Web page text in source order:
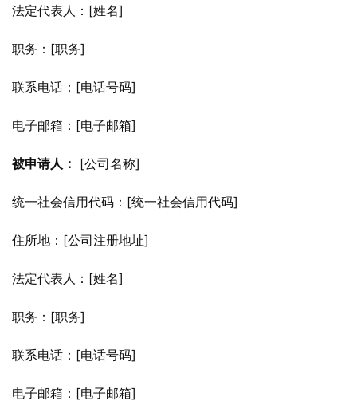
法定代表人：[姓名]
职务：[职务]
联系电话：[电话号码]
电子邮箱：[电子邮箱]
被申请人： [公司名称]
统一社会信用代码：[统一社会信用代码]
住所地：[公司注册地址]
法定代表人：[姓名]
职务：[职务]
联系电话：[电话号码]
电子邮箱：[电子邮箱]